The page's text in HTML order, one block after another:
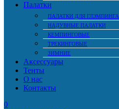
Палатки
ПАЛАТКИ ДЛЯ ГЛЭМПИНГА
НАДУВНЫЕ ПАЛАТКИ
КЕМПИНГОВЫЕ
ТРЕКИНГОВЫЕ
ЗИМНИЕ
Аксессуары
Тенты
О нас
Контакты
0